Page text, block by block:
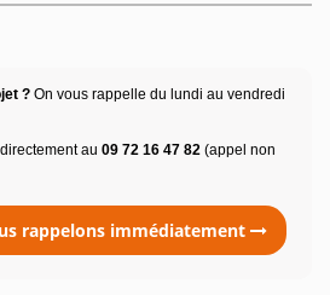
? On vous rappelle du lundi au vendredi
au 09 72 16 47 82 (appel non
rappelons immédiatement